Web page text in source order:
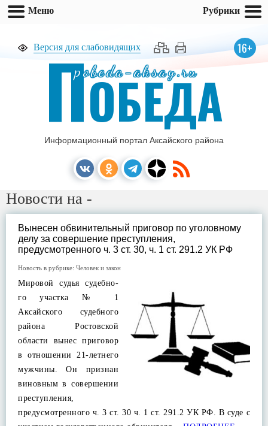
Версия для слабовидящих 16+
pobeda-aksay.ru
ПОБЕДА
Информационный портал Аксайского района
Новости на -
Вынесен обвинительный приговор по уголовному
делу за совершение преступления,
предусмотренного ч. 3 ст. 30, ч. 1 ст. 291.2 УК РФ
Новость в рубрике: Человек и закон
Мировой судья судебно-
го участка № 1
Аксайского судебного
района Ростовской
области вынес приговор
в отношении 21-летнего
мужчины. Он признан
виновным в совершении
преступления,
предусмотренного ч. 3 ст. 30 ч. 1 ст. 291.2 УК РФ. В суде с
Меню Рубрики